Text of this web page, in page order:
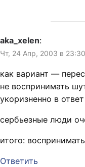
aka_xelen:
Чт, 24 Апр, 2003 в 23:30
как вариант —
не воспринимать
укоризненно в
сербьезные люди
итого:
Ответить